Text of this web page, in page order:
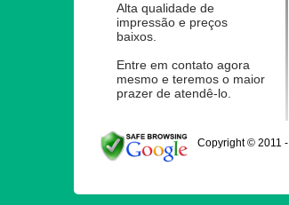
Alta qualidade de
impressão e preços
baixos.
Entre em contato agora
mesmo e teremos o maior
prazer de atendê-lo.
Copyright © 2011